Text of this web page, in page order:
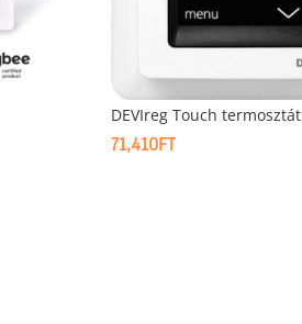
DEVIreg Touch termosztát
71,410FT